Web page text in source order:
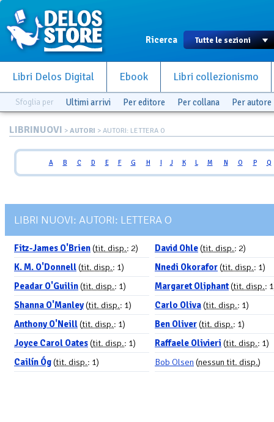
Ricerca
Libri Delos Digital Ebook Libri collezionismo
Sfoglia per Ultimi arrivi Per editore Per collana Per autore
LIBRINUOVI > AUTORI > AUTORI: LETTERA O
A B C D E F G H I J K L M N O P Q
LIBRI NUOVI: AUTORI: LETTERA O
Fitz-James O'Brien(tit. disp.: 2)
K. M. O'Donnell(tit. disp.: 1)
Peadar O'Guilin(tit. disp.: 1)
Shanna O'Manley(tit. disp.: 1)
Anthony O'Neill(tit. disp.: 1)
Joyce Carol Oates(tit. disp.: 1)
Cailín Óg(tit. disp.: 1)
David Ohle(tit. disp.: 2)
Nnedi Okorafor(tit. disp.: 1)
Margaret Oliphant(tit. disp.:
Carlo Oliva(tit. disp.: 1)
Ben Oliver(tit. disp.: 1)
Raffaele Olivieri (tit. disp.: 1)
Bob Olsen (nessun tit. disp.)